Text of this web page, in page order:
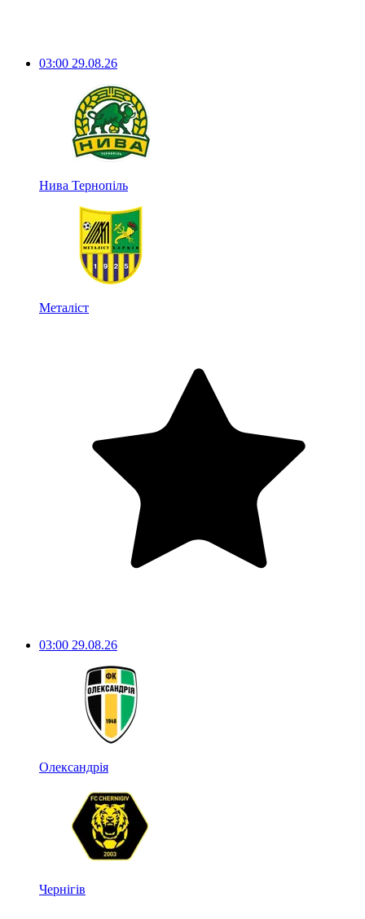
03:00 29.08.26
Нива Тернопіль
Металіст
03:00 29.08.26
Олександрія
Чернігів